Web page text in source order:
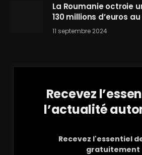
La Roumanie octroie
130 millions d’euros
11 septembre 2024
Recevez
l’actualité
Recevez l'essentiel
gratuitement